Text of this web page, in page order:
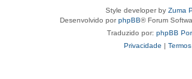
Style developer by Zuma
Desenvolvido porphpBB® Forum
Traduzido por: phpBB
Privacidade | Termos